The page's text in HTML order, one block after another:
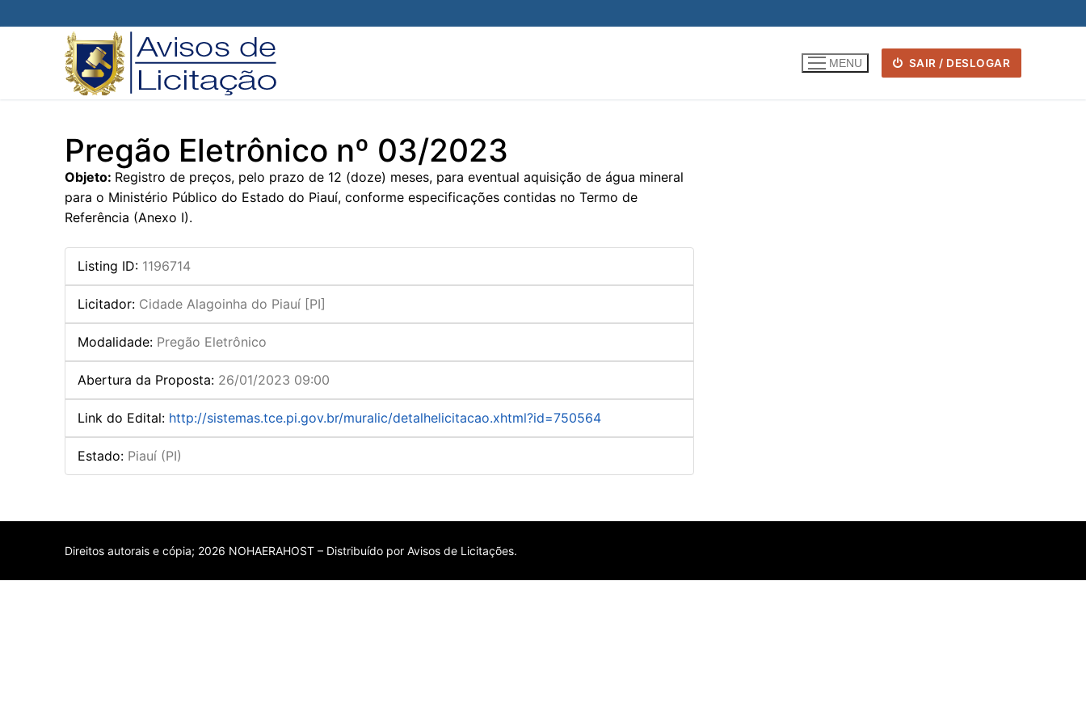
para
MENU SAIR / DESLOGAR
Pregão Eletrônico nº 03/2023
Objeto: Registro de preços, pelo prazo de 12 (doze) meses, para eventual aquisição de água mineral
para o Ministério Público do Estado do Piauí, conforme especificações contidas no Termo de
Referência (Anexo I).
Listing ID: 1196714
Licitador: Cidade Alagoinha do Piauí [PI]
Modalidade: Pregão Eletrônico
Abertura da Proposta: 26/01/2023 09:00
Link do Edital: http://sistemas.tce.pi.gov.br/muralic/detalhelicitacao.xhtml?id=750564
Estado: Piauí (PI)
Direitos autorais e cópia; 2026 NOHAERAHOST – Distribuído por Avisos de Licitações.